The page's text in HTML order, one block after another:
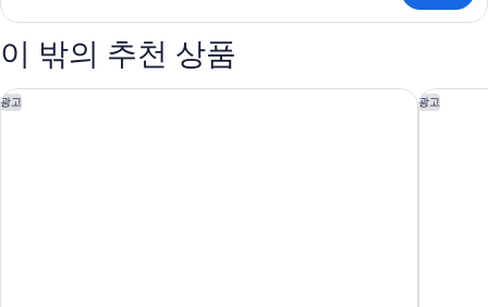
두
기
스
세
보
기
이 밖의 추천 상품
광고
클라크 메리어트 호텔 광고
힐튼 클